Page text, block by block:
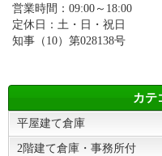
営業時間：09:00～18:00
定休日：土・日・祝日
知事（10）第028138号
カテ
平屋建て倉庫
2階建て倉庫・事務所付